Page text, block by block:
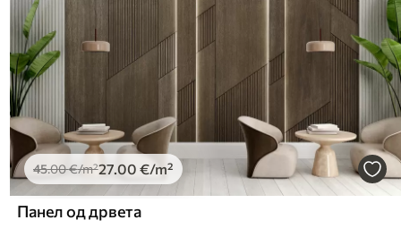
45.00€/m²27.00 €/m²
Панел од дрвета